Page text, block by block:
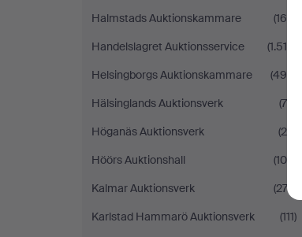
Halmstads Auktionskammare
(164)
Handelslagret Auktionsservice
(1.518)
Helsingborgs Auktionskammare
(490)
Hälsinglands Auktionsverk
(70)
Höganäs Auktionsverk
(29)
Höörs Auktionshall
(100)
Kalmar Auktionsverk
(273)
Karlstad Hammarö Auktionsverk
(111)